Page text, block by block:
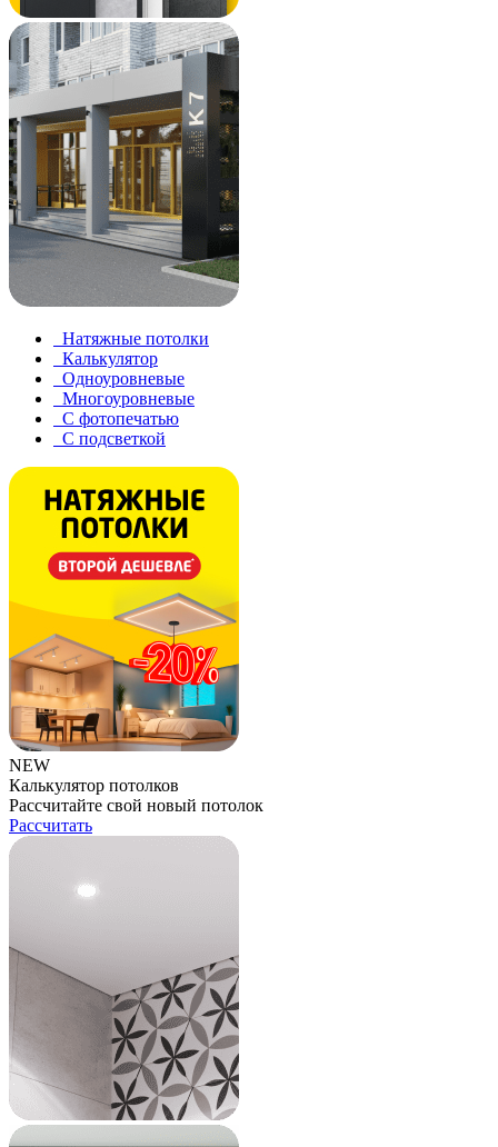
Натяжные потолки
Калькулятор
Одноуровневые
Многоуровневые
С фотопечатью
С подсветкой
NEW
Калькулятор потолков
Рассчитайте свой новый потолок
Рассчитать